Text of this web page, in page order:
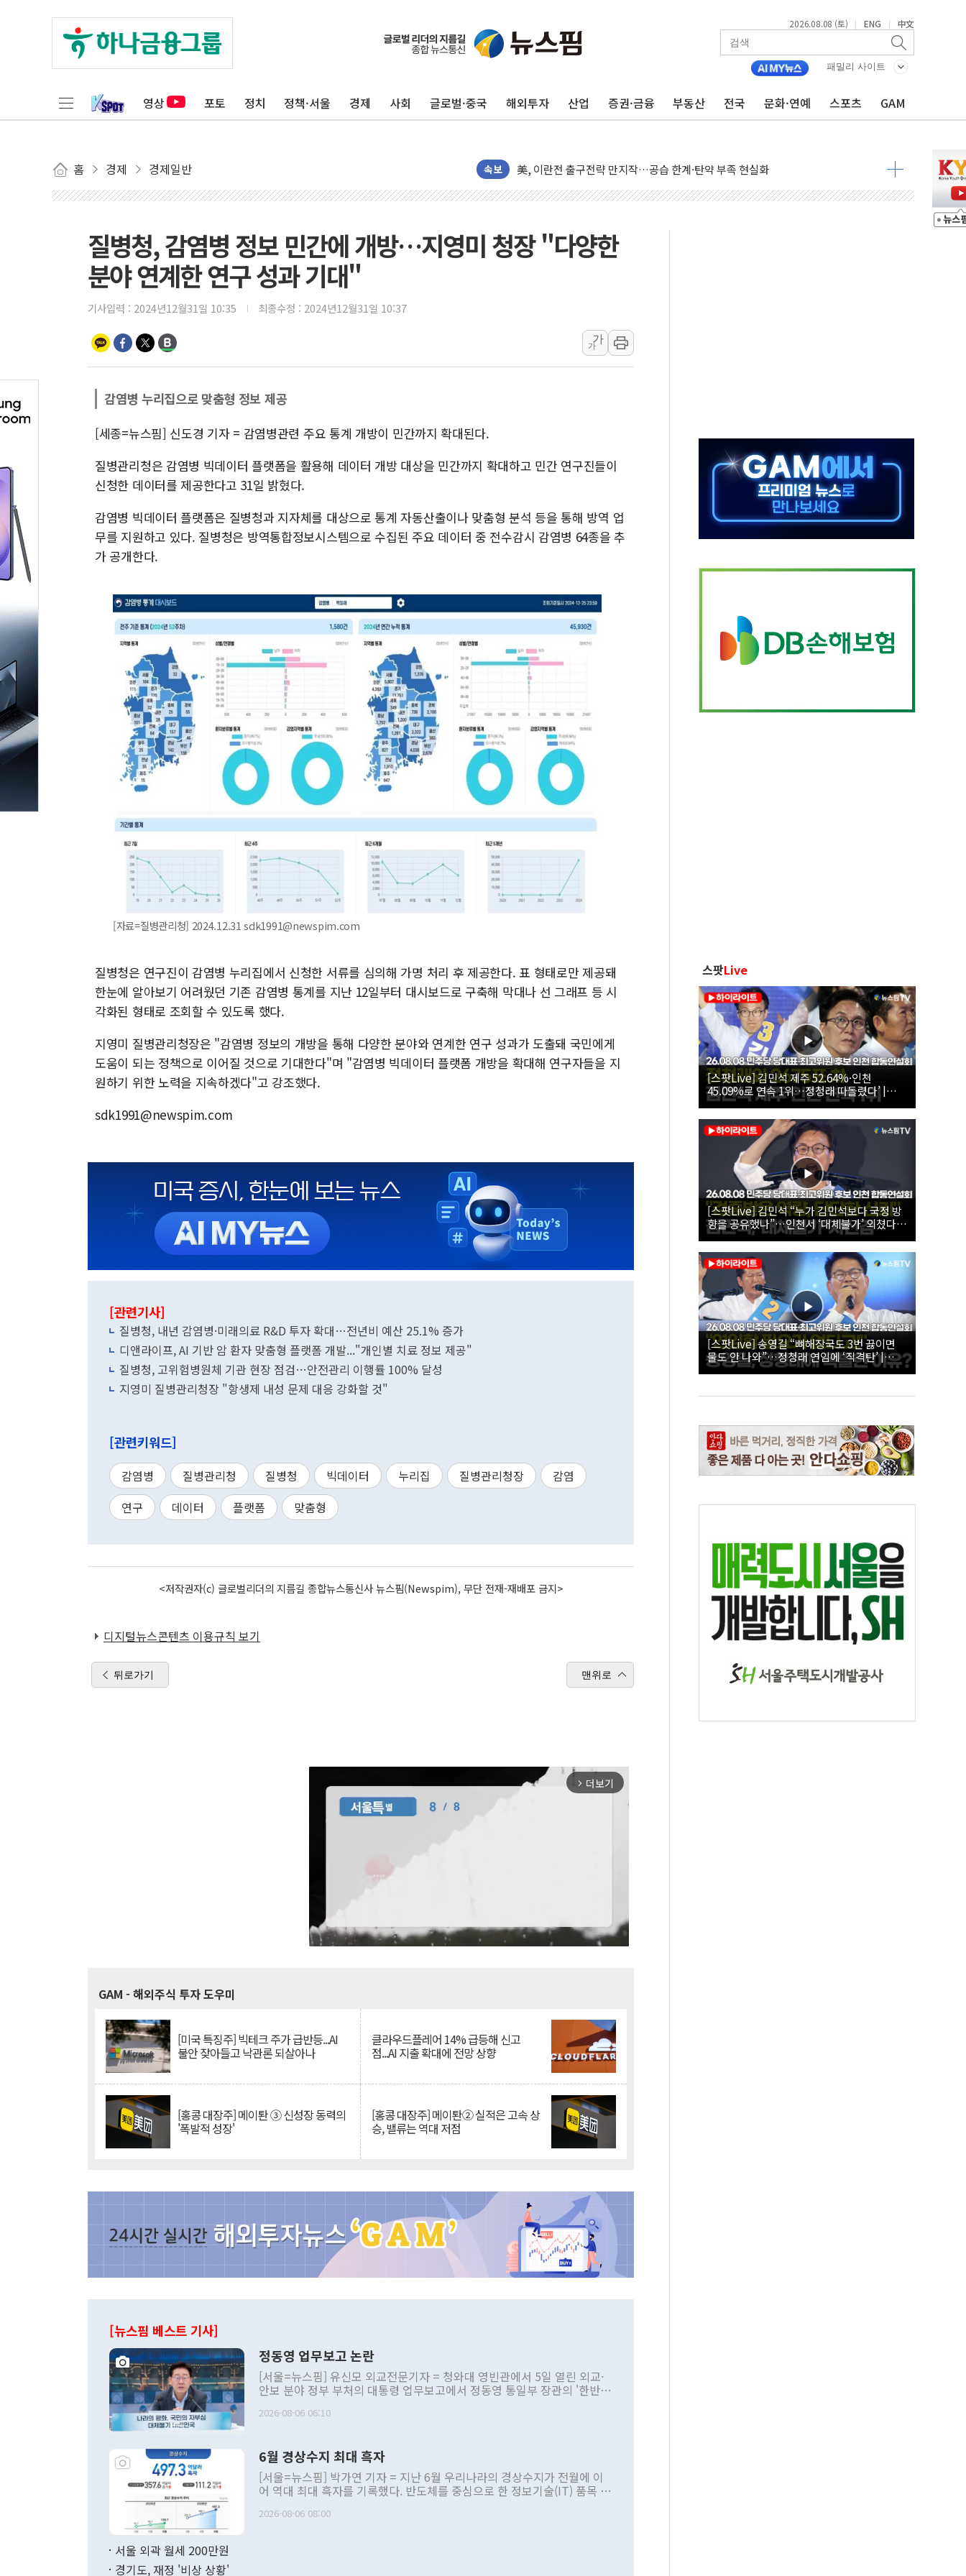
2026.08.08 (토) | ENG | 中文
패밀리 사이트
영상 포토 정치 정책·서울 경제 사회 글로벌·중국 해외투자 산업 증권·금융 부동산 전국 문화·연예 스포츠 GAM
홈 경제 경제일반 속보
김민석, 2주차 제주·인천 경선서 정청래에 승리...47.75% vs 42.08%
[속보] 민주, 제주·인천 경선 결과 발표...김민석 47.75% 정청래 42.08%
[속보] 민주, 제주 경선 결과 발표...김민석 52.64% 정청래 39.89% 송영길 7.47%
이번주 국내 주요 금융일정(8.10~8.14)
강릉·동해·삼척 시간당 최대 50㎜ 폭우…강원 동해안 강한 비 이어져
폐기물 수거하다 참변…60대 환경미화원 수거차에 치여 사망
李대통령 "결혼 때문에 손해 보는 일 없게"…'결혼 페널티' 22개 과제 손본다
여수 오동도 인근 해상서 모터보트 전복…1명 사망·1명 실종
'화합' 꺼낸 김민석에 '뻔뻔' 받아친 정청래…제주 연설서 신경전 고조
李대통령, ISA 개편 재검토 지시…與 "적극 환영"·野 "졸속 국정"
인제 용대리 계곡서 수위 상승으로 피서객 7명 고립…전원 구조
질병청, 감염병 정보 민간에 개방…지영미 청장 "다양한
분야 연계한 연구 성과 기대"
기사입력 : 2024년12월31일 10:35 최종수정 : 2024년12월31일 10:37
가
가
감염병 누리집으로 맞춤형 정보 제공
[세종=뉴스핌] 신도경 기자 = 감염병관련 주요 통계 개방이 민간까지 확대된다.
질병관리청은 감염병 빅데이터 플랫폼을 활용해 데이터 개방 대상을 민간까지 확대하고 민간 연구진들이
신청한 데이터를 제공한다고 31일 밝혔다.
감염병 빅데이터 플랫폼은 질병청과 지자체를 대상으로 통계 자동산출이나 맞춤형 분석 등을 통해 방역 업
무를 지원하고 있다. 질병청은 방역통합정보시스템으로 수집된 주요 데이터 중 전수감시 감염병 64종을 추
가 공개한다.
[자료=질병관리청] 2024.12.31 sdk1991@newspim.com
질병청은 연구진이 감염병 누리집에서 신청한 서류를 심의해 가명 처리 후 제공한다. 표 형태로만 제공돼
한눈에 알아보기 어려웠던 기존 감염병 통계를 지난 12일부터 대시보드로 구축해 막대나 선 그래프 등 시
각화된 형태로 조회할 수 있도록 했다.
지영미 질병관리청장은 "감염병 정보의 개방을 통해 다양한 분야와 연계한 연구 성과가 도출돼 국민에게
도움이 되는 정책으로 이어질 것으로 기대한다"며 "감염병 빅데이터 플랫폼 개방을 확대해 연구자들을 지
원하기 위한 노력을 지속하겠다"고 강조했다.
sdk1991@newspim.com
[관련기사]
질병청, 내년 감염병·미래의료 R&D 투자 확대…전년비 예산 25.1% 증가
디앤라이프, AI 기반 암 환자 맞춤형 플랫폼 개발..."개인별 치료 정보 제공"
질병청, 고위험병원체 기관 현장 점검…안전관리 이행률 100% 달성
지영미 질병관리청장 "항생제 내성 문제 대응 강화할 것"
[관련키워드]
감염병 질병관리청 질병청 빅데이터 누리집 질병관리청장
감염
연구
데이터 플랫폼 맞춤형
<저작권자(c) 글로벌리더의 지름길 종합뉴스통신사 뉴스핌(Newspim), 무단 전재-재배포 금지>
디지털뉴스콘텐츠 이용규칙 보기
뒤로가기 맨위로
arrow_forward_ios 더보기
GAM - 해외주식 투자 도우미
[미국 특징주] 빅테크 주가 급반등...AI
불안 잦아들고 낙관론 되살아나
클라우드플레어 14% 급등해 신고
점...AI 지출 확대에 전망 상향
[홍콩 대장주] 메이퇀 ③ 신성장 동력의
'폭발적 성장'
[홍콩 대장주] 메이퇀② 실적은 고속 상
승, 밸류는 역대 저점
[뉴스핌 베스트 기사]
정동영 업무보고 논란
[서울=뉴스핌] 유신모 외교전문기자 = 청와대 영빈관에서 5일 열린 외교·
안보 분야 정부 부처의 대통령 업무보고에서 정동영 통일부 장관의 '한반도
발언 중에는 정부 내 조율을 거치지 않은 사안을 정책으로 추진하겠다고 공
주의적 희망에 근거한 비현실적 구상'이라는 비판을 내놨다. 그동안 정 장
관의 대북 정책 관련 발언이 물의를 빚은 적은 여러 번 있지만 대통령과 유
관 부처 장관이 공개적으로 부정적 입장을 표명한 것은 이례적이다. 정 장
관의 무리한 대북 접근법과 월권을 제어해야 한다는 목소리도 높아지고 있
다. [정동영 통일부 장관이 지난달 23일 오후 서울 종로구 정부서울청사에
2026-08-06 06:10
6월 경상수지 최대 흑자
[서울=뉴스핌] 박가연 기자 = 지난 6월 우리나라의 경상수지가 전월에 이
어 역대 최대 흑자를 기록했다. 반도체를 중심으로 한 정보기술(IT) 품목 수
료=한국은행] 한국은행이 6일 발표한 '2026년 6월 국제수지(잠정)'에 따르
2026-08-06 08:00
서울 외곽 월세 200만원
경기도, 재정 '비상 상황'
스팟Live
[스팟Live] 김민석 제주 52.64%·인천
45.09%로 연속 1위…정청래 따돌렸다’ |
26.08.08 더불어민주당 당대표·최고위원 후
보 인천 합동연설회
[스팟Live] 김민석 “누가 김민석보다 국정 방
향을 공유했나”…인천서 ‘대체불가’ 외쳤다 |
26.08.08 더불어민주당 당대표·최고위원 후
보 인천 합동연설회
[스팟Live] 송영길 “뼈해장국도 3번 끓이면
물도 안 나와”…정청래 연임에 ‘직격탄’ |
26.08.08 더불어민주당 당대표·최고위원 후